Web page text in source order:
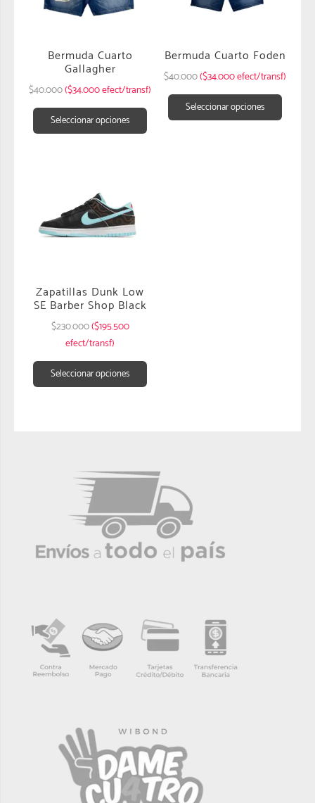
Bermuda Cuarto
Gallagher
$40.000($34.000 efect/transf)
Seleccionar opciones
Bermuda Cuarto Foden
$40.000($34.000 efect/transf)
Seleccionar opciones
Zapatillas Dunk Low
SE Barber Shop Black
$230.000($195.500
efect/transf)
Seleccionar opciones